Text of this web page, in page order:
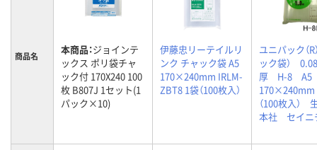
商品名 本商品：ジョインテ
ックス ポリ袋チャ
ック付 170X240 100
枚 B807J 1セット(1
パック×10)
伊藤忠リーテイルリ
ンク チャック袋 A5
170×240mm IRLM-
ZBT8 1袋（100枚入）
ユニパック（R
ック袋）
厚 H-8
（100枚入）
本社 セイニ